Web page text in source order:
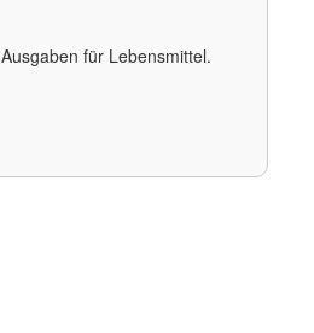
für Lebensmittel.